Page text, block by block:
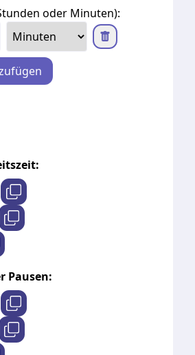
oder Minuten):
Pausen: